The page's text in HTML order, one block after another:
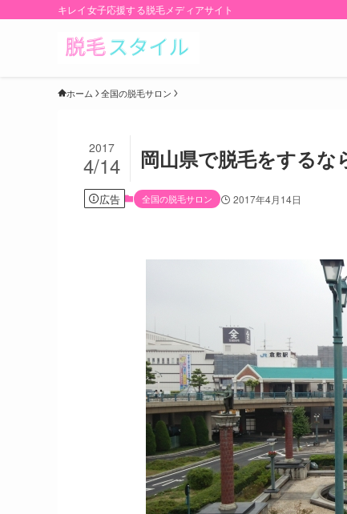
キレイ女子応援する脱毛メディアサイト
ホーム 全国の脱毛サロン
岡山県で脱毛をする
2017
4/14
広告 全国の脱毛サロン 2017年4月14日